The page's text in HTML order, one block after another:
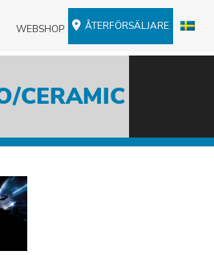
WEBSHOP ÅTERFÖRSÄLJARE
CERAMIC